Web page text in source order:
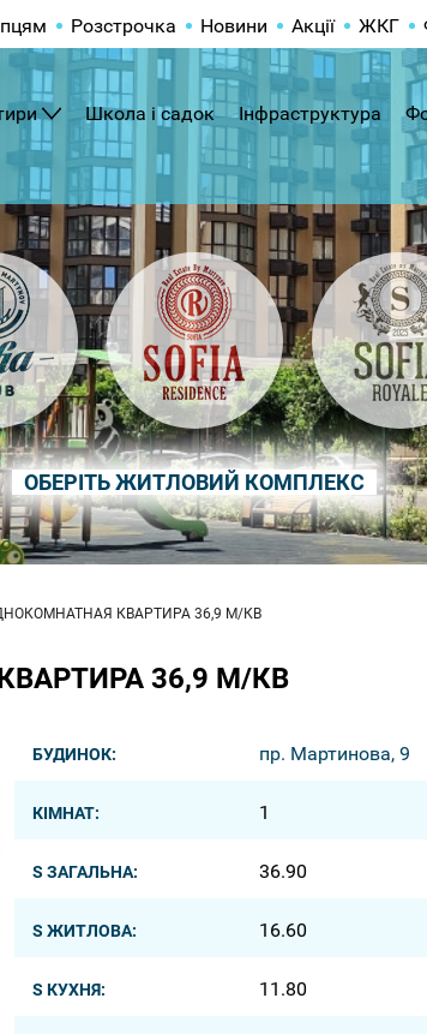
ОБЕРІТЬ ЖИТЛОВИЙ КОМПЛЕКС
Розстрочка Новини Акції ЖКГ
Школа і садок Інфраструктура
КВАРТИРА 36,9 М/КВ
36,9 М/КВ
БУДИНОК: пр. Мартинова, 9
КІМНАТ: 1
S ЗАГАЛЬНА: 36.90
S ЖИТЛОВА: 16.60
S КУХНЯ: 11.80